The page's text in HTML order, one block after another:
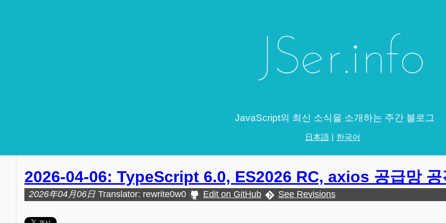
JavaScript의 최신 소식을 소개하는 주간 블로그
日本語 한국어
2026-04-06: TypeScript 6.0, ES2026 RC, axios 공급망 공
2026年04月06日 Translator: rewrite0w0 Edit on GitHub See Revisions